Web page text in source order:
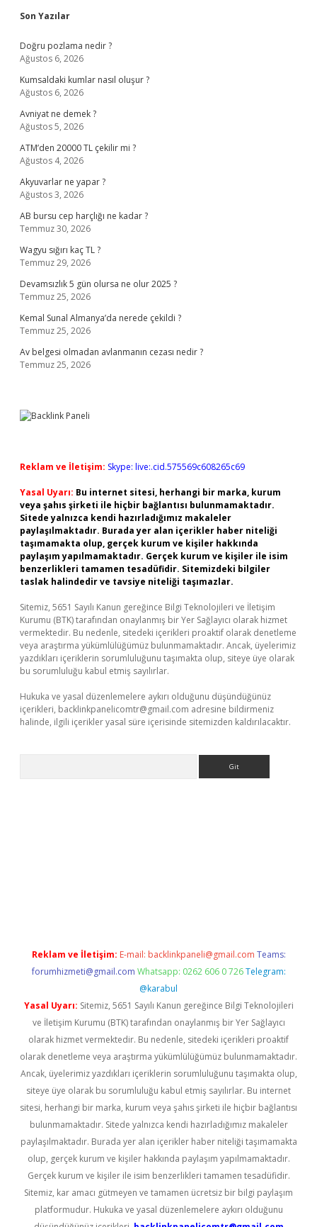
Sidebar
Son Yazılar
Doğru pozlama nedir ?
Ağustos 6, 2026
Kumsaldaki kumlar nasıl oluşur ?
Ağustos 6, 2026
Avniyat ne demek ?
Ağustos 5, 2026
ATM’den 20000 TL çekilir mi ?
Ağustos 4, 2026
Akyuvarlar ne yapar ?
Ağustos 3, 2026
AB bursu cep harçlığı ne kadar ?
Temmuz 30, 2026
Wagyu sığırı kaç TL ?
Temmuz 29, 2026
Devamsızlık 5 gün olursa ne olur 2025 ?
Temmuz 25, 2026
Kemal Sunal Almanya’da nerede çekildi ?
Temmuz 25, 2026
Av belgesi olmadan avlanmanın cezası nedir ?
Temmuz 25, 2026
Reklam ve İletişim: Skype: live:.cid.575569c608265c69
Yasal Uyarı: Bu internet sitesi, herhangi bir marka, kurum
veya şahıs şirketi ile hiçbir bağlantısı bulunmamaktadır.
Sitede yalnızca kendi hazırladığımız makaleler
paylaşılmaktadır. Burada yer alan içerikler haber niteliği
taşımamakta olup, gerçek kurum ve kişiler hakkında
paylaşım yapılmamaktadır. Gerçek kurum ve kişiler ile isim
benzerlikleri tamamen tesadüfidir. Sitemizdeki bilgiler
taslak halindedir ve tavsiye niteliği taşımazlar.
Sitemiz, 5651 Sayılı Kanun gereğince Bilgi Teknolojileri ve İletişim
Kurumu (BTK) tarafından onaylanmış bir Yer Sağlayıcı olarak hizmet
vermektedir. Bu nedenle, sitedeki içerikleri proaktif olarak denetleme
veya araştırma yükümlülüğümüz bulunmamaktadır. Ancak, üyelerimiz
yazdıkları içeriklerin sorumluluğunu taşımakta olup, siteye üye olarak
bu sorumluluğu kabul etmiş sayılırlar.
Hukuka ve yasal düzenlemelere aykırı olduğunu düşündüğünüz
içerikleri, backlinkpanelicomtr@gmail.com adresine bildirmeniz
halinde, ilgili içerikler yasal süre içerisinde sitemizden kaldırılacaktır.
Reklam ve İletişim: E-mail: backlinkpaneli@gmail.com Teams:
forumhizmeti@gmail.com Whatsapp: 0262 606 0 726 Telegram:
@karabul
Yasal Uyarı: Sitemiz, 5651 Sayılı Kanun gereğince Bilgi Teknolojileri
ve İletişim Kurumu (BTK) tarafından onaylanmış bir Yer Sağlayıcı
olarak hizmet vermektedir. Bu nedenle, sitedeki içerikleri proaktif
olarak denetleme veya araştırma yükümlülüğümüz bulunmamaktadır.
Ancak, üyelerimiz yazdıkları içeriklerin sorumluluğunu taşımakta olup,
siteye üye olarak bu sorumluluğu kabul etmiş sayılırlar. Bu internet
sitesi, herhangi bir marka, kurum veya şahıs şirketi ile hiçbir bağlantısı
bulunmamaktadır. Sitede yalnızca kendi hazırladığımız makaleler
paylaşılmaktadır. Burada yer alan içerikler haber niteliği taşımamakta
olup, gerçek kurum ve kişiler hakkında paylaşım yapılmamaktadır.
Gerçek kurum ve kişiler ile isim benzerlikleri tamamen tesadüfidir.
Sitemiz, kar amacı gütmeyen ve tamamen ücretsiz bir bilgi paylaşım
platformudur. Hukuka ve yasal düzenlemelere aykırı olduğunu